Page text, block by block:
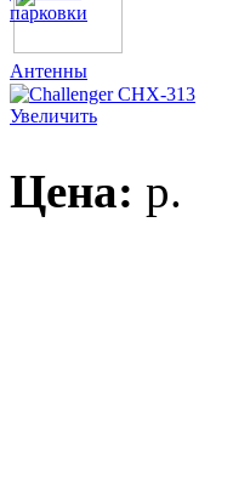
парковки
Антенны
Увеличить
Цена: p.